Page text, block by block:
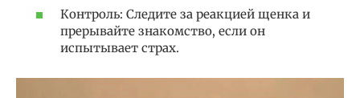
Контроль: Следите за реакцией щенка и
прерывайте знакомство, если он
испытывает страх.